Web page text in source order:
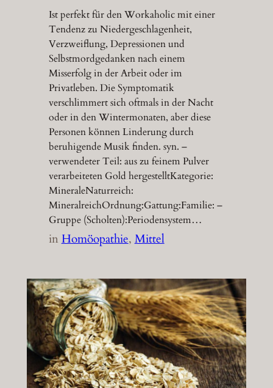
Ist perfekt für den Workaholic mit einer
Tendenz zu Niedergeschlagenheit,
Verzweiflung, Depressionen und
Selbstmordgedanken nach einem
Misserfolg in der Arbeit oder im
Privatleben. Die Symptomatik
verschlimmert sich oftmals in der Nacht
oder in den Wintermonaten, aber diese
Personen können Linderung durch
beruhigende Musik finden. syn. –
verwendeter Teil: aus zu feinem Pulver
verarbeiteten Gold hergestelltKategorie:
MineraleNaturreich:
MineralreichOrdnung:Gattung:Familie: –
Gruppe (Scholten):Periodensystem…
inHomöopathie, Mittel